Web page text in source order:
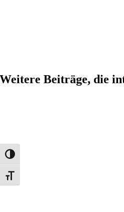
Umschalten auf hohe Kontraste
Schrift vergrößern
Weitere Beiträge, die